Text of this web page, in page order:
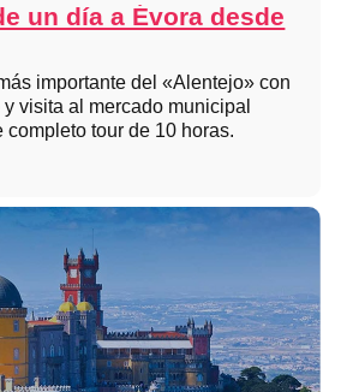
un día a Évora desde
importante del «Alentejo» con
visita al mercado municipal
completo tour de 10 horas.